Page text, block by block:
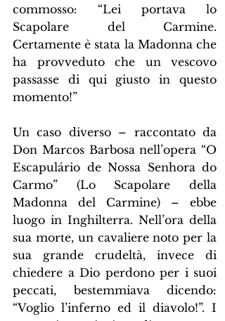
commosso: “Lei portava lo
Scapolare del Carmine.
Certamente è stata la Madonna che
ha provveduto che un vescovo
passasse di qui giusto in questo
momento!”
Un caso diverso – raccontato da
Don Marcos Barbosa nell’opera “O
Escapulário de Nossa Senhora do
Carmo” (Lo Scapolare della
Madonna del Carmine) – ebbe
luogo in Inghilterra. Nell’ora della
sua morte, un cavaliere noto per la
sua grande crudeltà, invece di
chiedere a Dio perdono per i suoi
peccati, bestemmiava dicendo:
“Voglio l’inferno ed il diavolo!”. I